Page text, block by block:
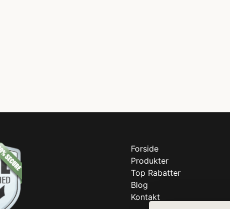
Forside
Produkter
Top Rabatter
Blog
Kontakt